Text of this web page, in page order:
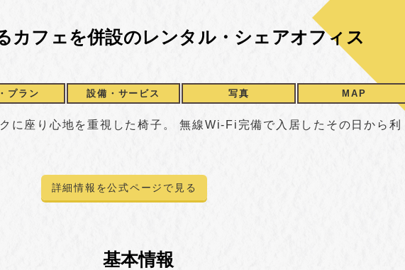
カフェを併設のレンタル・シェアオフィス
プラン 設備・サービス 写真 MAP
に座り心地を重視した椅子。 無線Wi-Fi完備で入居したその日から利
詳細情報を公式ページで見る
基本情報